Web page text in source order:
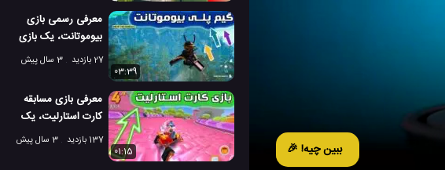
ببین چیه! 🎉
معرفی رسمی بازی
بیوموتانت، یک بازی
عالی و هیجانی
27 بازدید
3 سال پیش
03:39
معرفی بازی مسابقه
کارت استارلیت، یک
بازی عالی و رقابت
137 بازدید
3 سال پیش
01:15